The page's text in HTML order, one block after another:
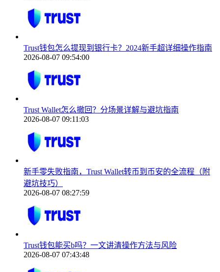
Trust钱包怎么提现到银行卡？2024新手超详细操作指南
2026-08-07 09:54:00
Trust Wallet怎么撤回？分场景详解与避坑指南
2026-08-07 09:11:03
新手零失败指南，Trust Wallet转币到币安的全流程（附
避坑技巧）
2026-08-07 08:27:59
Trust钱包能买b吗？一文讲清操作方法与风险
2026-08-07 07:43:48